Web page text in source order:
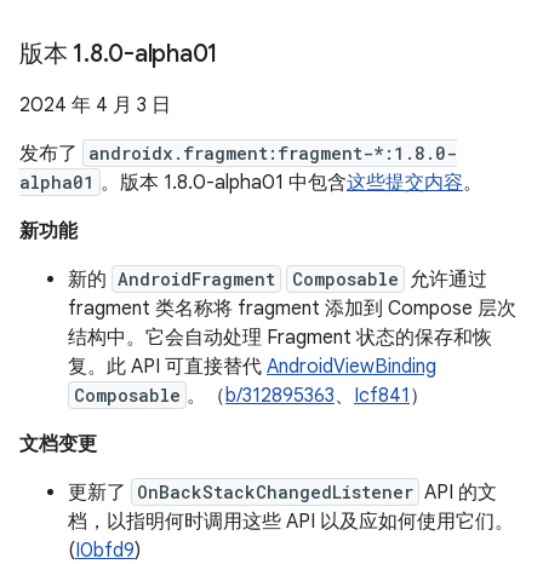
版本 1.8.0-alpha01
2024 年 4 月 3 日
发布了
androidx.fragment:fragment-*:1.8.0-
alpha01 。版本 1.8.0-alpha01 中包含这些提交内容。
新功能
新的 AndroidFragment Composable 允许通过
fragment 类名称将 fragment 添加到 Compose 层次
结构中。它会自动处理 Fragment 状态的保存和恢
复。此 API 可直接替代 AndroidViewBinding
Composable 。（b/312895363、 Icf841 ）
文档变更
更新了
OnBackStackChangedListener API 的文
档，以指明何时调用这些 API 以及应如何使用它们。
(I0bfd9)